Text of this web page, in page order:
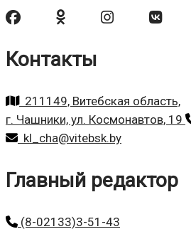
Контакты
211149, Витебская область,
г. Чашники, ул. Космонавтов, 19
kl_cha@vitebsk.by
Главный редактор
(8-02133)3-51-43